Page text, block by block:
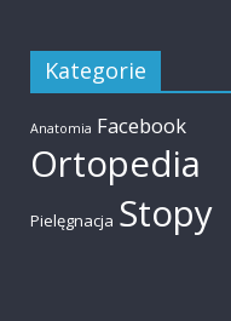
Kategorie
Anatomia Facebook
Ortopedia
Pielęgnacja Stopy